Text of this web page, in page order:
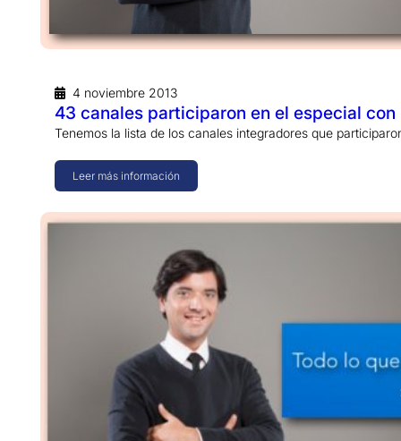
4 noviembre 2013
43 canales participaron en el especial
Tenemos la lista de los canales integradores que
Leer más información